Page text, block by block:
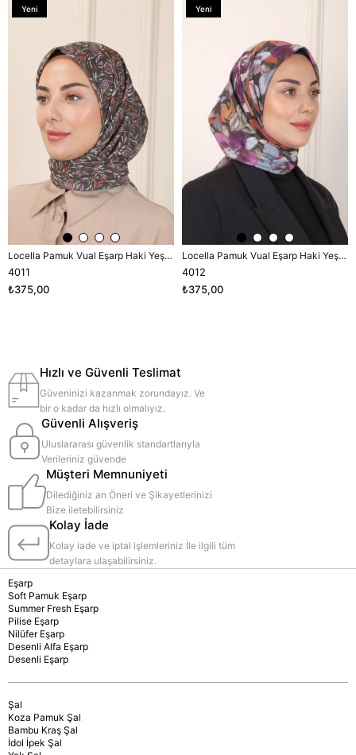
Locella Pamuk Vual Eşarp Haki Yeşili-2
4011
₺375,00
Yeni
Locella Pamuk Vual Eşarp Haki Yeşili-2
4012
₺375,00
Yeni
Hızlı ve Güvenli Teslimat
Güveninizi kazanmak zorundayız. Ve
bir o kadar da hızlı olmalıyız.
Güvenli Alışveriş
Uluslararası güvenlik standartlarıyla
Verileriniz güvende
Müşteri Memnuniyeti
Dilediğiniz an Öneri ve Şikayetlerinizi
Bize iletebilirsiniz
Kolay İade
Kolay iade ve iptal işlemleriniz İle ilgili tüm
detaylara ulaşabilirsiniz.
Eşarp
Soft Pamuk Eşarp
Summer Fresh Eşarp
Pilise Eşarp
Nilüfer Eşarp
Desenli Alfa Eşarp
Desenli Eşarp
Şal
Koza Pamuk Şal
Bambu Kraş Şal
İdol İpek Şal